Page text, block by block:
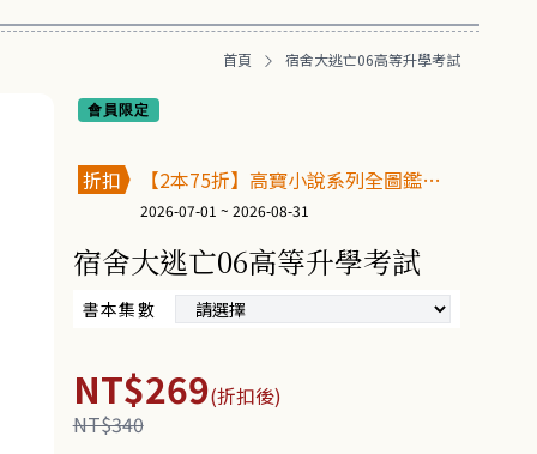
首頁 宿舍大逃亡06高等升學考試
會員限定
折扣
【2本75折】高寶小說系列全圖鑑書
展
2026-07-01 ~ 2026-08-31
宿舍大逃亡06高等升學考試
書本集數
NT$269(折扣後)
NT$340